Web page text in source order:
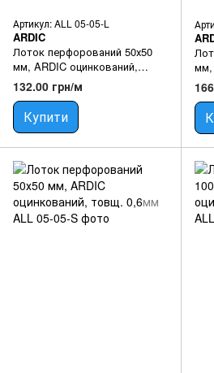
Артикул: ALL 05-05-L
ARDIC
Лоток перфорований 50х50
мм, ARDIC оцинкований,
товщ. 0,5мм
132.00 грн/м
Купити
мм,